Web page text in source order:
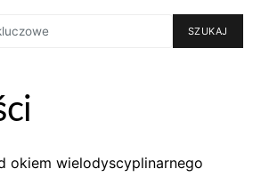
SZUKAJ
okiem wielodyscyplinarnego